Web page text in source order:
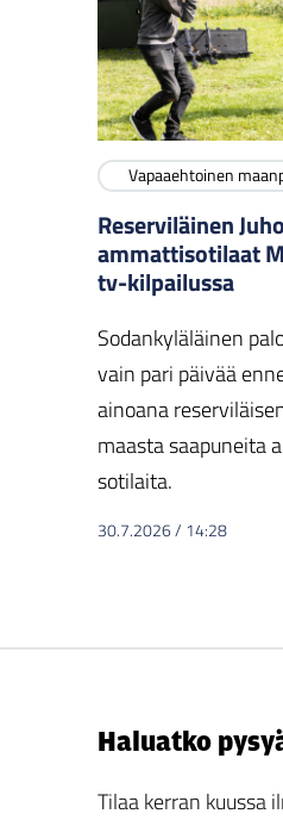
Vapaaehtoinen
Reserviläinen
ammattisotilaat
tv-kilpailussa
Sodankyläläinen
vain pari päivää
ainoana
maasta saapuneita
sotilaita.
30.7.2026/ 14:28
Haluatko
Tilaa kerran kuussa